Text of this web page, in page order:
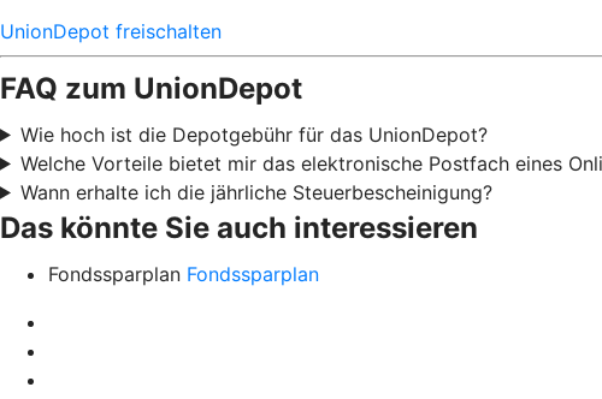
UnionDepot freischalten
FAQ zum UnionDepot
Wie hoch ist die Depotgebühr für das UnionDepot?
Welche Vorteile bietet mir das elektronische Postfach eines
Wann erhalte ich die jährliche Steuerbescheinigung?
Das könnte Sie auch interessieren
Fondssparplan Fondssparplan